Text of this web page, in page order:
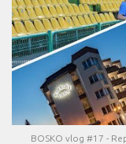
BOSKO vlog #17 -